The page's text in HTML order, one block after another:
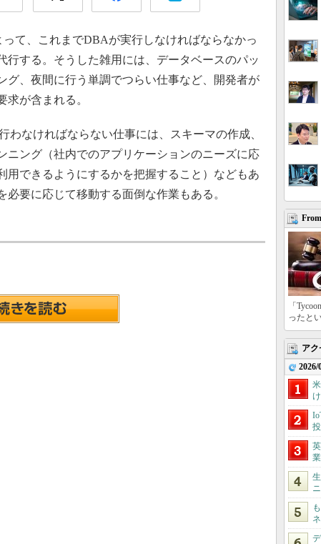
て、これまでDBAが実行しなければならなかっ
行する。そうした雑用には、データベースのパッ
グ、夜間に行う単調でつらい仕事など、開発者が
が含まれる。
なければならない仕事には、スキーマの作成、
ニング（社内でのアプリケーションのニーズに応
用できるようにするかを把握すること）などもあ
要に応じて移動する面倒な作業もある。
「
ったと
ア
2026/
け